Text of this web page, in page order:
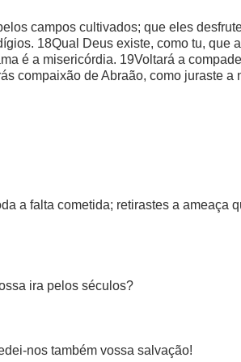
campos cultivados; que eles
18Qual Deus existe, como tu, que
é a misericórdia. 19Voltará a
compaixão de Abraão, como juraste a
a falta cometida; retirastes a ameaça
ira pelos séculos?
nos também vossa salvação!